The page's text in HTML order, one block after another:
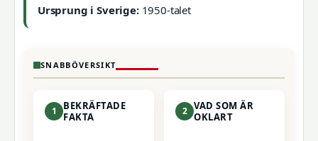
Ursprung i Sverige:1950-talet
SNABBÖVERSIKT
1
BEKRÄFTADE
FAKTA
2 VAD SOM ÄR
OKLART